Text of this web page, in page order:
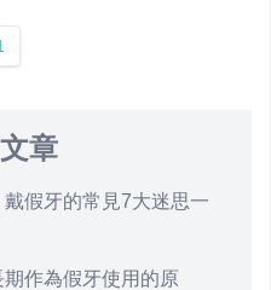
章
假牙的常見7大迷思一
作為假牙使用的原